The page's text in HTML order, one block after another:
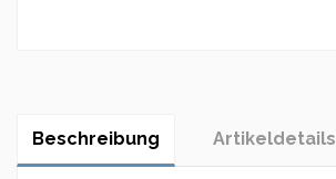
Beschreibung Artikeldetails